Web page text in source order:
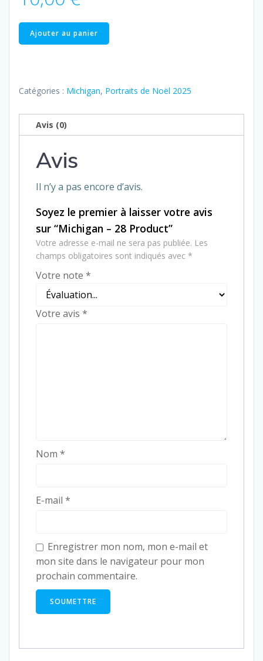
quantité
de
28
Ajouter au panier
Catégories : Michigan, Portraits de Noël 2025
Avis (0)
Avis
Il n’y a pas encore d’avis.
Soyez le premier à laisser votre avis
sur “Michigan – 28 Product”
Votre adresse e-mail ne sera pas publiée. Les
champs obligatoires sont indiqués avec *
Votre note *
Votre avis *
Nom *
E-mail *
Enregistrer mon nom, mon e-mail et
mon site dans le navigateur pour mon
prochain commentaire.